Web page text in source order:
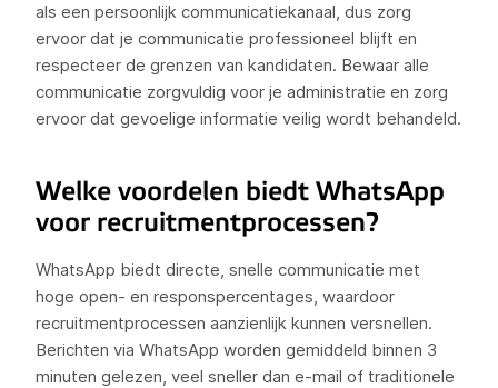
als een persoonlijk communicatiekanaal, dus zorg
ervoor dat je communicatie professioneel blijft en
respecteer de grenzen van kandidaten. Bewaar alle
communicatie zorgvuldig voor je administratie en zorg
ervoor dat gevoelige informatie veilig wordt behandeld.
Welke voordelen biedt WhatsApp
voor recruitmentprocessen?
WhatsApp biedt directe, snelle communicatie met
hoge open- en responspercentages, waardoor
recruitmentprocessen aanzienlijk kunnen versnellen.
Berichten via WhatsApp worden gemiddeld binnen 3
minuten gelezen, veel sneller dan e-mail of traditionele